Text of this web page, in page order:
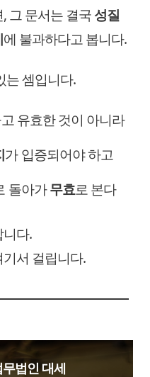
그 문서는 결국성질
에 불과하다고 봅니다.
는 셈입니다.
유효한 것이 아니라
가 입증되어야 하고
돌아가무효로 본다
다.
서 걸립니다.
법인 대세